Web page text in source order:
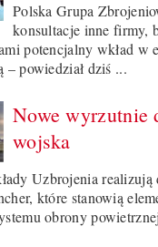
Polska Grupa
konsultacje inne firmy,
potencjalny wkład w
– powiedział dziś ...
Nowe wyrzutnie
wojska
Uzbrojenia
które stanowią
obrony